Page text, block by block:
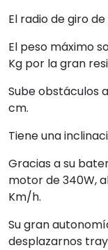
El radio de giro
El peso máximo
Kg por la gran
Sube obstáculos
cm.
Tiene una
Gracias a su
motor de 340W,
Km/h.
Su gran
desplazarnos